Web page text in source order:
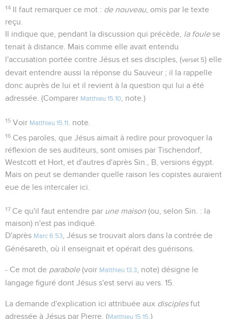
14 Il faut remarquer ce mot : de nouveau, omis par le texte
reçu.
Il indique que, pendant la discussion qui précède, la foulese
tenait à distance. Mais comme elle avait entendu
l'accusation portée contre Jésus et ses disciples, (verset 5) elle
devait entendre aussi la réponse du Sauveur ; il la rappelle
donc auprès de lui et il revient à la question qui lui a été
adressée. (Comparer Matthieu 15.10 , note.)
15 Voir Matthieu 15.11 . note.
16 Ces paroles, que Jésus aimait à redire pour provoquer la
réflexion de ses auditeurs, sont omises par Tischendorf,
Westcott et Hort, et d'autres d'après Sin., B, versions égypt.
Mais on peut se demander quelle raison les copistes auraient
eue de les intercaler ici.
17 Ce qu'il faut entendre par une maison (ou, selon Sin. : la
maison) n'est pas indiqué.
D'après Marc 6.53
, Jésus se trouvait alors dans la contrée de
Génésareth, où il enseignait et opérait des guérisons.
- Ce mot de parabole(voir Matthieu 13.3
, note) désigne le
langage figuré dont Jésus s'est servi au vers. 15.
La demande d'explication ici attribuée aux disciplesfut
adressée à Jésus par Pierre. (Matthieu 15.15 .)